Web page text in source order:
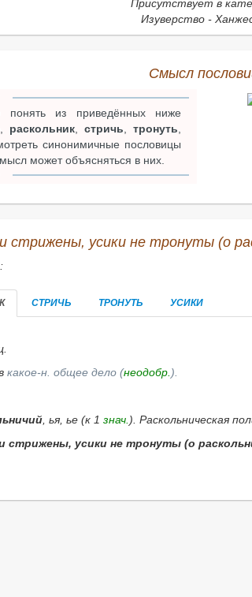
Присутствует в
Изуверство -
Смысл
из приведённых ниже
раскольник стричь тронуть
синонимичные пословицы
может объясняться в них.
стрижены, усики не тронуты (о
СТРИЧЬ ТРОНУТЬ УСИКИ
какое-н. общее дело (неодобр. ).
, ья, ье (к 1 знач. ). Раскольническая
стрижены, усики не тронуты (о